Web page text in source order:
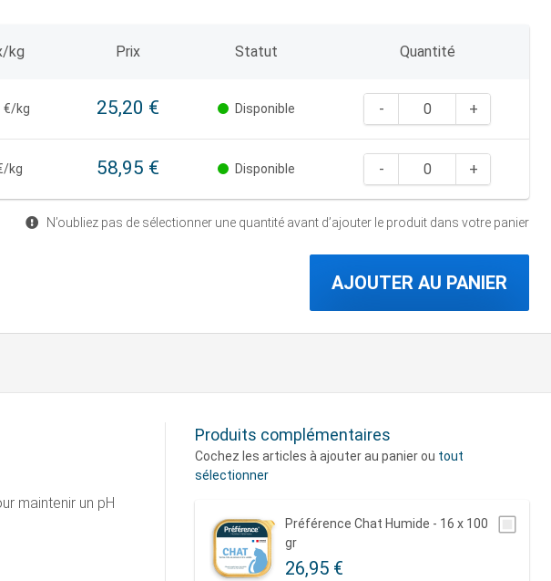
kg Prix Statut Quantité
€/kg 25,20 € Disponible
kg 58,95 € Disponible
N’oubliez pas de sélectionner une quantité avant d’ajouter le produit dans votre panier
AJOUTER AU PANIER
maintenir un pH
Produits complémentaires
Cochez les articles à ajouter au panier ou tout
sélectionner
Préférence Chat Humide - 16 x 100
gr
26,95 €